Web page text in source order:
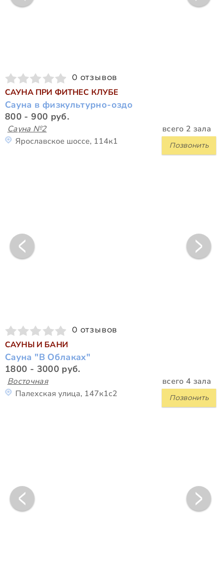
0 отзывов
САУНА ПРИ ФИТНЕС КЛУБЕ
Сауна в физкультурно-оздо
800 - 900 руб.
Сауна №2 всего 2 зала
Позвонить
Ярославское шоссе, 114к1
0 отзывов
САУНЫ И БАНИ
Сауна "В Облаках"
1800 - 3000 руб.
Восточная всего 4 зала
Позвонить
Палехская улица, 147к1с2